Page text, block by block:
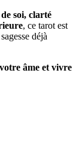
soi, clarté
, ce tarot est
déjà
âme et vivre